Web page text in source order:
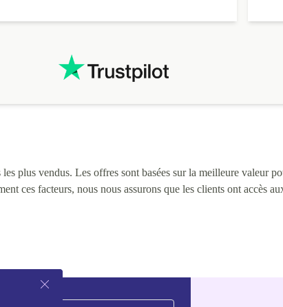
plus vendus. Les offres sont basées sur la meilleure valeur
ces facteurs, nous nous assurons que les clients ont accès